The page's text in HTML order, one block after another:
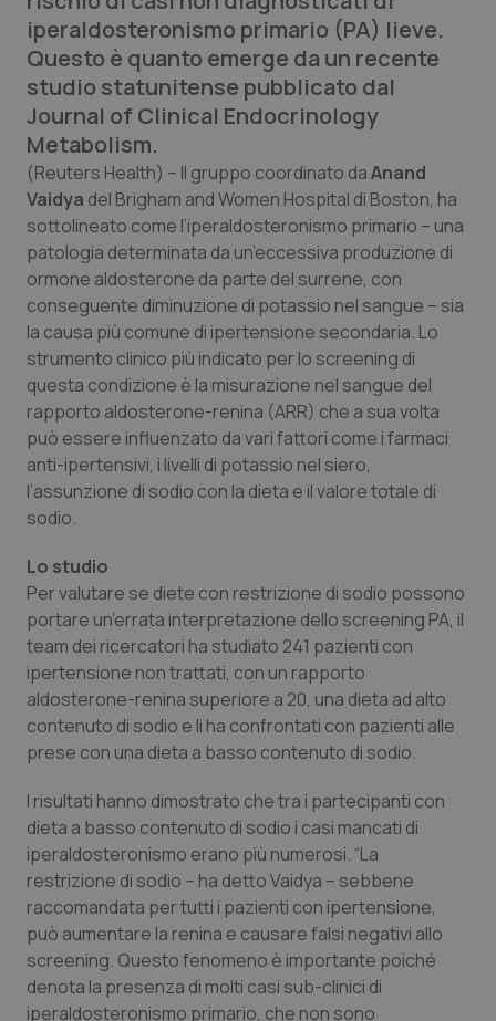
Edizioni Regionali
QS Pro
Professionisti Sanitari.AI
Abruzzo
Basilicata
Calabria
Campania
Emilia-Romagna
Friuli Venezia Giulia
Liguria
Lombardia
Marche
Molise
Piemonte
Provincia Autonoma di Bolzano
Provincia Autonoma di Trento
Puglia
QS Pro Gold
Artrite & artrosi
Asma & BPCO
Car-T
Colesterolo & coronaropatie
Dermatite Atopica
Disturbi dell’umore
Dolore
Donna & Salute
Epatiti
HIV
Infezioni & Febbre
Ipertensione & Scompenso
Malattie rare
QS Club Newsletter
iperaldosteronismo primario (PA) lieve.
Questo è quanto emerge da un recente
studio statunitense pubblicato dal
Journal of Clinical Endocrinology
Metabolism.
(Reuters Health) – Il gruppo coordinato daAnand
Vaidya del Brigham and Women Hospital di Boston, ha
sottolineato come l’iperaldosteronismo primario – una
patologia determinata da un’eccessiva produzione di
ormone aldosterone da parte del surrene, con
conseguente diminuzione di potassio nel sangue – sia
la causa più comune di ipertensione secondaria. Lo
strumento clinico più indicato per lo screening di
questa condizione è la misurazione nel sangue del
rapporto aldosterone-renina (ARR) che a sua volta
può essere influenzato da vari fattori come i farmaci
anti-ipertensivi, i livelli di potassio nel siero,
l’assunzione di sodio con la dieta e il valore totale di
sodio.
Lo studio
Per valutare se diete con restrizione di sodio possono
portare un’errata interpretazione dello screening PA, il
team dei ricercatori ha studiato 241 pazienti con
ipertensione non trattati, con un rapporto
aldosterone-renina superiore a 20, una dieta ad alto
contenuto di sodio e li ha confrontati con pazienti alle
prese con una dieta a basso contenuto di sodio.
I risultati hanno dimostrato che tra i partecipanti con
dieta a basso contenuto di sodio i casi mancati di
iperaldosteronismo erano più numerosi. “La
restrizione di sodio – ha detto Vaidya – sebbene
raccomandata per tutti i pazienti con ipertensione,
può aumentare la renina e causare falsi negativi allo
screening. Questo fenomeno è importante poiché
denota la presenza di molti casi sub-clinici di
iperaldosteronismo primario, che non sono